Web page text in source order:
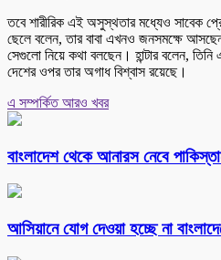
তবে শারীরিক এই অসুস্থতার মধ্যেও সাবেক
ছেলে বলেন, তার বাবা এখনও জনসমক্ষে
সেগুলো নিয়ে কথা বলছেন। হান্টার বলেন,
দেশের ওপর তার অগাধ বিশ্বাস রয়েছে।
এ সম্পর্কিত আরও খবর
বাংলাদেশ থেকে আনারস নেবে
আসিয়ানে যোগ দেওয়া হচ্ছে না